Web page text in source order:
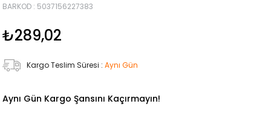
BARKOD : 5037156227383
₺289,02
Kargo Teslim Süresi : Aynı Gün
Aynı Gün Kargo Şansını Kaçırmayın!